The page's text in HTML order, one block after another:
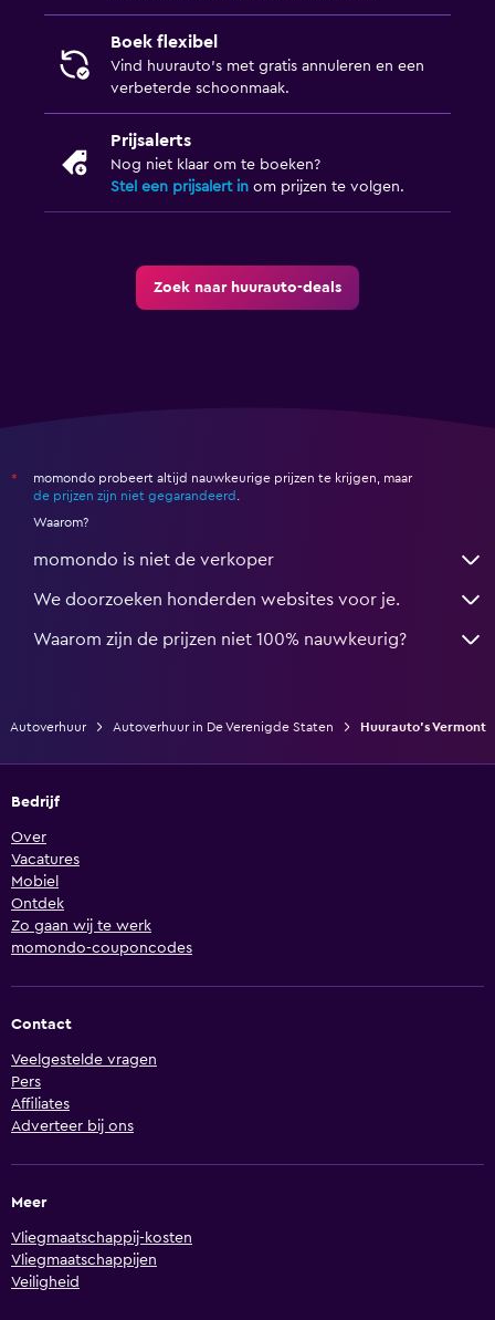
Boek flexibel
Vind huurauto's met gratis annuleren en een
verbeterde schoonmaak.
Prijsalerts
Nog niet klaar om te boeken?
Stel een prijsalert in om prijzen te volgen.
Zoek naar huurauto-deals
*
momondo probeert altijd nauwkeurige prijzen te krijgen, maar
de prijzen zijn niet gegarandeerd .
Waarom?
momondo is niet de verkoper
We doorzoeken honderden websites voor je.
Waarom zijn de prijzen niet 100% nauwkeurig?
Autoverhuur Autoverhuur in De Verenigde Staten Huurauto's Vermont
Bedrijf
Over
Vacatures
Mobiel
Ontdek
Zo gaan wij te werk
momondo-couponcodes
Contact
Veelgestelde vragen
Pers
Affiliates
Adverteer bij ons
Meer
Vliegmaatschappij-kosten
Vliegmaatschappijen
Veiligheid